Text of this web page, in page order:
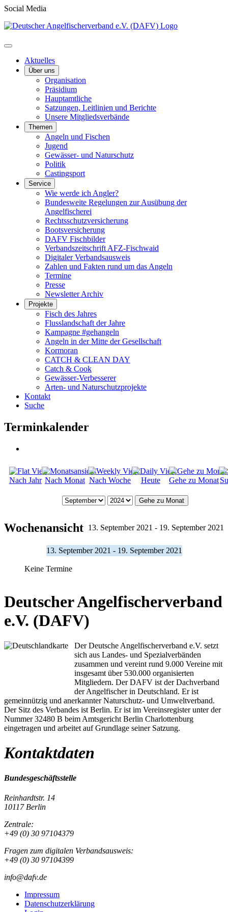
Social Media
Aktuelles
Über uns
Organisation
Präsidium
Hauptamtliche
Satzungen, Leitlinien und Berichte
Unsere Mitgliedsverbände
Themen
Angeln und Fischen
Jugend
Gewässer- und Naturschutz
Politik
Castingsport
Service
Wie werde ich Angler?
Bundesweite Regelungen zur Ausübung der
Angelfischerei
Rechtsschutzversicherung
Bootsversicherung
DAFV Fischbilder
Verbandszeitschrift AFZ-Fischwaid
Digitaler Verbandsausweis
Zahlen und Fakten rund um das Angeln
Termine
Presse
Newsletter Archiv
Projekte
Fisch des Jahres
Flusslandschaft der Jahre
Kampagne #gehangeln
Angeln in der Mitte der Gesellschaft
Kormoran
CATCH & CLEAN DAY
Catch & Cook
Gewässer-Verbesserer
Arten- und Naturschutzprojekte
Kontakt
Suche
Terminkalender
Nach Jahr Nach Monat Nach Woche Heute Gehe zu Monat
Gehe zu Monat
Wochenansicht 13. September 2021 - 19. September 2021
13. September 2021 - 19. September 2021
Keine Termine
Deutscher Angelfischerverband
e.V. (DAFV)
Der Deutsche Angelfischerverband e.V. setzt
sich aus Landes- und Spezialverbänden
zusammen und vereint rund 9.000 Vereine mit
insgesamt über 530.000 organisierten
Mitgliedern. Der DAFV ist der Dachverband
der Angelfischer in Deutschland. Er ist
gemeinnützig und anerkannter Naturschutz- und Umweltverband.
Der Sitz des Verbandes ist Berlin. Er ist im Vereinsregister unter der
Nummer 32480 B beim Amtsgericht Berlin Charlottenburg
eingetragen und arbeitet auf Grundlage seiner Satzung.
Kontaktdaten
Bundesgeschäftsstelle
Reinhardtstr. 14
10117 Berlin
Zentrale:
+49 (0) 30 97104379
Fragen zum digitalen Verbandsausweis:
+49 (0) 30 97104399
info@dafv.de
Impressum
Datenschutzerklärung